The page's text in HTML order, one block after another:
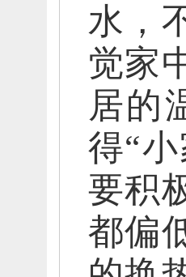
水，
觉家
居的
得“
要积
都偏